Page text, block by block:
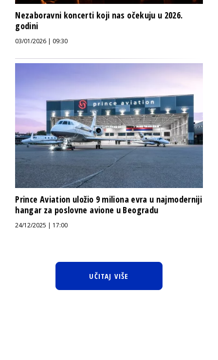
Nezaboravni koncerti koji nas očekuju u 2026.
godini
03/01/2026 | 09:30
Prince Aviation uložio 9 miliona evra u najmoderniji
hangar za poslovne avione u Beogradu
24/12/2025 | 17:00
UČITAJ VIŠE